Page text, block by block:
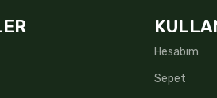
Hesabım
Sepet